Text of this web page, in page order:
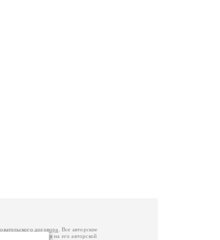
договора
. Все авторские
можете обратиться на его авторской